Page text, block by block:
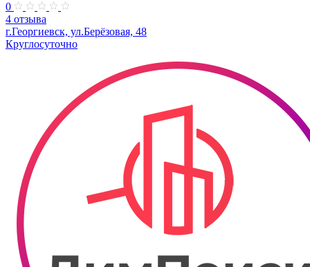
0
4 отзыва
г.Георгиевск, ул.Берёзовая, 48
Круглосуточно